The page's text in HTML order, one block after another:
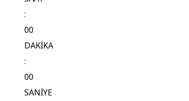
:
00
DAKİKA
:
00
SANİYE